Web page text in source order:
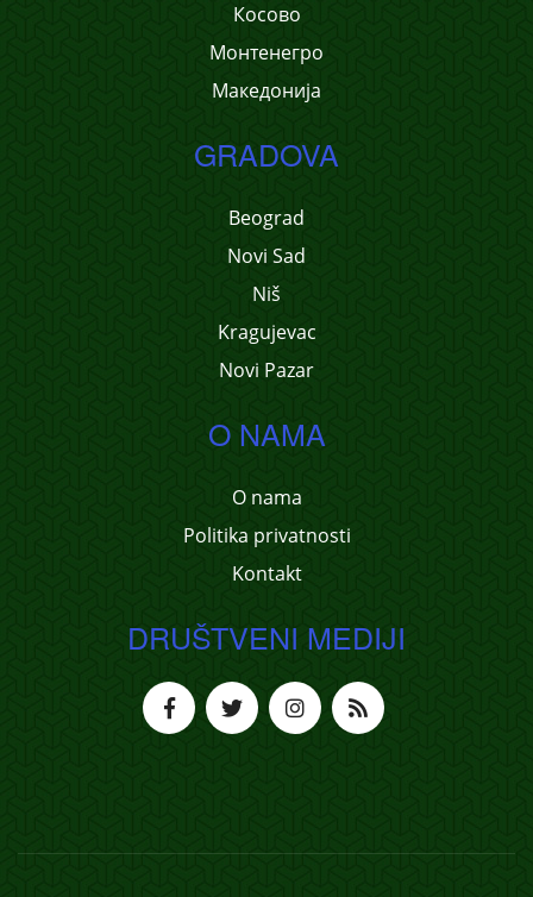
Косово
Монтенегро
Македонија
GRADOVA
Beograd
Novi Sad
Niš
Kragujevac
Novi Pazar
O NAMA
O nama
Politika privatnosti
Kontakt
DRUŠTVENI MEDIJI